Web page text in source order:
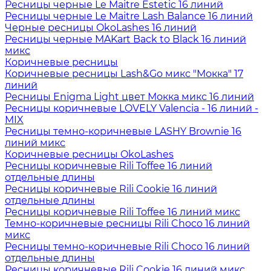
Ресницы черные Le Maitre Estetic 16 линий
Ресницы черные Le Maitre Lash Balance 16 линий
Черные ресницы OkoLashes 16 линий
Ресницы черные MAKart Back to Black 16 линий
микс
Коричневые ресницы
Коричневые ресницы Lash&Go микс "Мокка" 17
линий
Ресницы Enigma Light цвет Мокка микс 16 линий
Ресницы коричневые LOVELY Valencia - 16 линий -
MIX
Ресницы темно-коричневые LASHY Brownie 16
линий микс
Коричневые ресницы OkoLashes
Ресницы коричневые Rili Toffee 16 линий
отдельные длины
Ресницы коричневые Rili Cookie 16 линий
отдельные длины
Ресницы коричневые Rili Toffee 16 линий микс
Темно-коричневые ресницы Rili Choco 16 линий
микс
Ресницы темно-коричневые Rili Choco 16 линий
отдельные длины